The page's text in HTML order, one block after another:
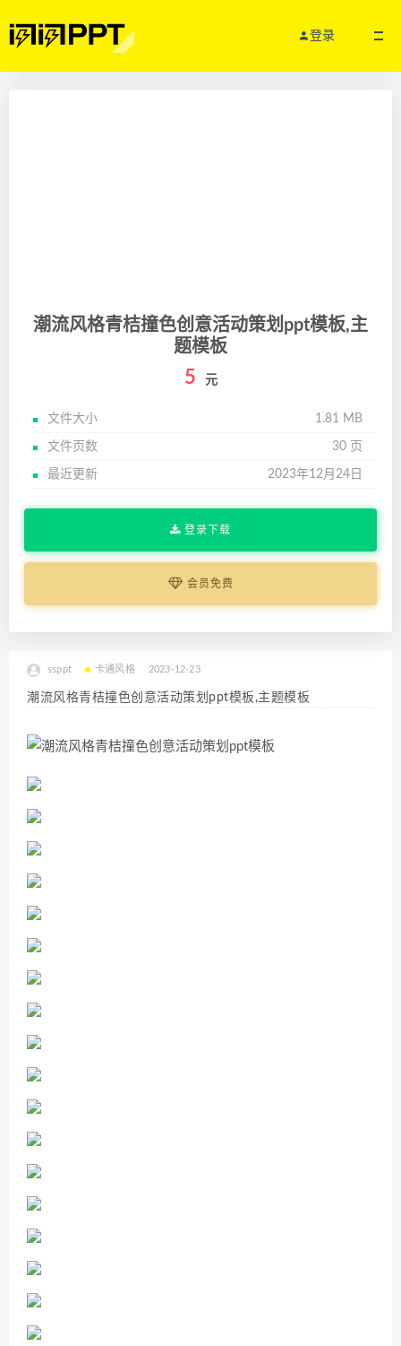
登录
潮流风格青桔撞色创意活动策划ppt模板,主
题模板
5 元
文件大小 1.81 MB
文件页数 30 页
最近更新 2023年12月24日
登录下载
会员免费
ssppt 卡通风格 2023-12-23
潮流风格青桔撞色创意活动策划ppt模板,主题模板